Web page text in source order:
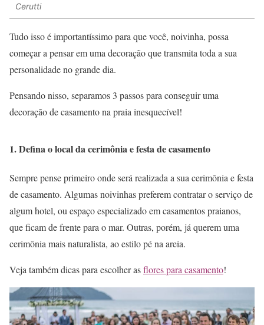
Cerutti
Tudo isso é importantíssimo para que você, noivinha, possa
começar a pensar em uma decoração que transmita toda a sua
personalidade no grande dia.
Pensando nisso, separamos 3 passos para conseguir uma
decoração de casamento na praia inesquecível!
1. Defina o local da cerimônia e festa de casamento
Sempre pense primeiro onde será realizada a sua cerimônia e festa
de casamento. Algumas noivinhas preferem contratar o serviço de
algum hotel, ou espaço especializado em casamentos praianos,
que ficam de frente para o mar. Outras, porém, já querem uma
cerimônia mais naturalista, ao estilo pé na areia.
Veja também dicas para escolher asflores para casamento!